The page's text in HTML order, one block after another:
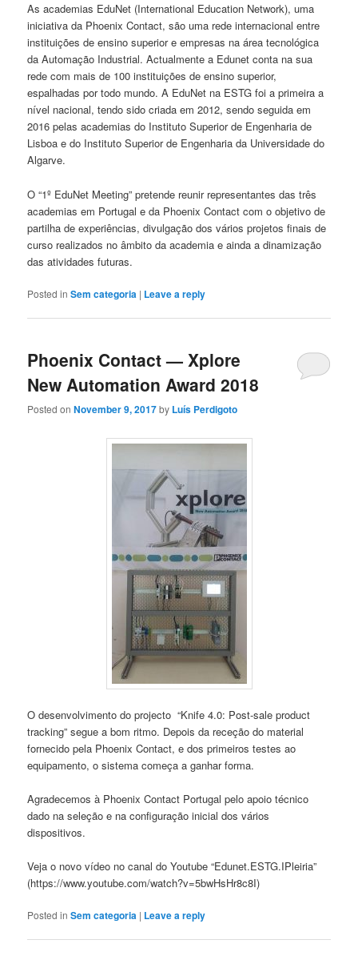
As academias EduNet (International Education Network), uma
iniciativa da Phoenix Contact, são uma rede internacional entre
instituições de ensino superior e empresas na área tecnológica
da Automação Industrial. Actualmente a Edunet conta na sua
rede com mais de 100 instituições de ensino superior,
espalhadas por todo mundo. A EduNet na ESTG foi a primeira a
nível nacional, tendo sido criada em 2012, sendo seguida em
2016 pelas academias do Instituto Superior de Engenharia de
Lisboa e do Instituto Superior de Engenharia da Universidade do
Algarve.
O “1º EduNet Meeting” pretende reunir representantes das três
academias em Portugal e da Phoenix Contact com o objetivo de
partilha de experiências, divulgação dos vários projetos finais de
curso realizados no âmbito da academia e ainda a dinamização
das atividades futuras.
Posted in Sem categoria | Leave a reply
Phoenix Contact — Xplore
New Automation Award 2018
Posted onNovember 9, 2017by Luís Perdigoto
O desenvolvimento do projecto “Knife 4.0: Post-sale product
tracking” segue a bom ritmo. Depois da receção do material
fornecido pela Phoenix Contact, e dos primeiros testes ao
equipamento, o sistema começa a ganhar forma.
Agradecemos à Phoenix Contact Portugal pelo apoio técnico
dado na seleção e na configuração inicial dos vários
dispositivos.
Veja o novo vídeo no canal do Youtube “Edunet.ESTG.IPleiria”
(https://www.youtube.com/watch?v=5bwHsHr8c8I)
Posted in Sem categoria | Leave a reply